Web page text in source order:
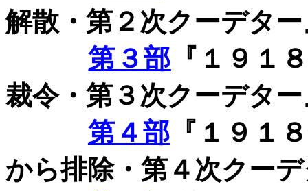
解散・第２次クーデタ
第３部 『１９１
裁令・第３次クーデタ
第４部 『１９１
から排除・第４次クー